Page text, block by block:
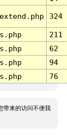
324
211
62
94
76
带来的访问不便我